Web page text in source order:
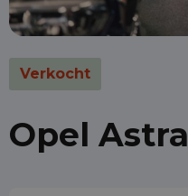
Verkocht
Opel Astra